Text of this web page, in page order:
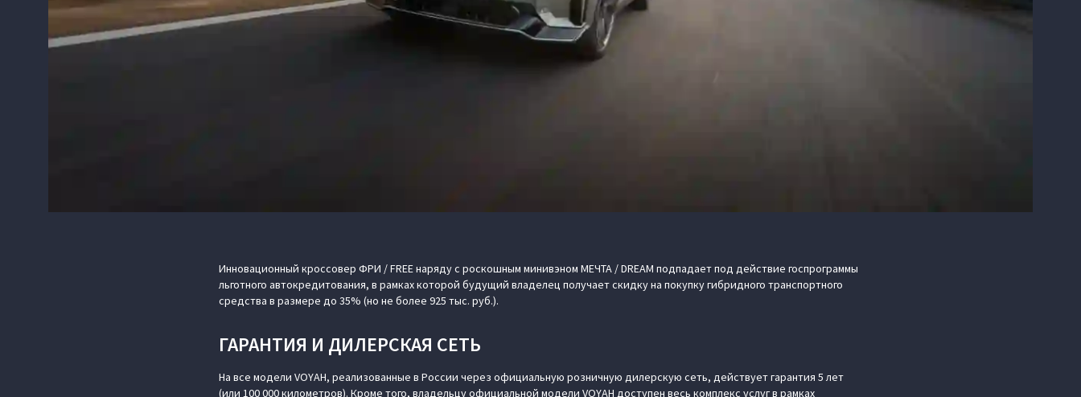
Инновационный кроссовер ФРИ / FREE наряду с роскошным минивэном МЕЧТА / DREAM подпадает под действие госпрограммы
льготного автокредитования, в рамках которой будущий владелец получает скидку на покупку гибридного транспортного
средства в размере до 35% (но не более 925 тыс. руб.).
ГАРАНТИЯ И ДИЛЕРСКАЯ СЕТЬ
На все модели VOYAH, реализованные в России через официальную розничную дилерскую сеть, действует гарантия 5 лет
(или 100 000 километров). Кроме того, владельцу официальной модели VOYAH доступен весь комплекс услуг в рамках